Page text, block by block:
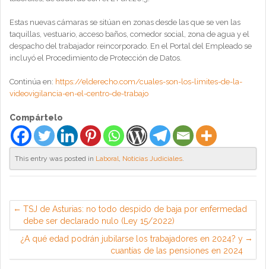
Estas nuevas cámaras se sitúan en zonas desde las que se ven las
taquillas, vestuario, acceso baños, comedor social, zona de agua y el
despacho del trabajador reincorporado. En el Portal del Empleado se
incluyó el Procedimiento de Protección de Datos.
Continúa en: https://elderecho.com/cuales-son-los-limites-de-la-
videovigilancia-en-el-centro-de-trabajo
Compártelo
This entry was posted in Laboral, Noticias Judiciales.
TSJ de Asturias: no todo despido de baja por enfermedad
debe ser declarado nulo (Ley 15/2022)
¿A qué edad podrán jubilarse los trabajadores en 2024? y
cuantías de las pensiones en 2024